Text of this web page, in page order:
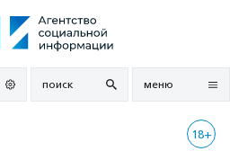
поиск меню
18+